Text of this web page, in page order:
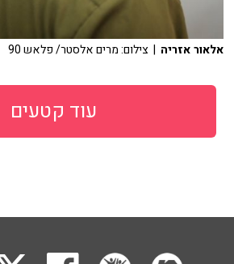
אלאור אזריה | צילום: מרים אלסטר/ פלאש 90
עוד קטעים